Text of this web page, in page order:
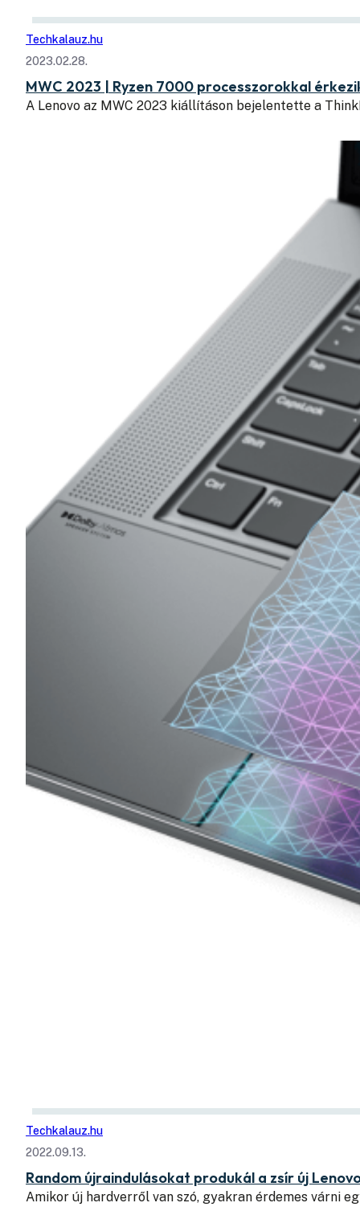
Techkalauz.hu
2023.02.28.
MWC 2023 | Ryzen 7000 processzorokkal
A Lenovo az MWC 2023 kiállításon bejelentette a
Techkalauz.hu
2022.09.13.
Random újraindulásokat produkál a zsír új
Amikor új hardverről van szó, gyakran érdemes várni